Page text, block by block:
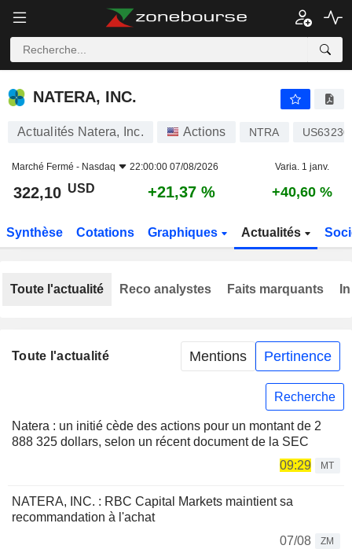
NATERA, INC.
NATERA, INC.
Actualités Natera, Inc. Actions NTRA
Marché Fermé - Nasdaq 22:00:00 07/08/2026 Varia. 1 janv.
322,10 USD +21,37 % +40,60 %
Synthèse Cotations Graphiques Actualités
Toute l'actualité Mentions Pertinence
Recherche
Natera : un initié cède des actions pour un montant de 2
888 325 dollars, selon un récent document de la SEC
09:29
MT
NATERA, INC. : RBC Capital Markets maintient sa
recommandation à l'achat
07/08
ZM
Toute l'actualité Reco analystes Faits marquants